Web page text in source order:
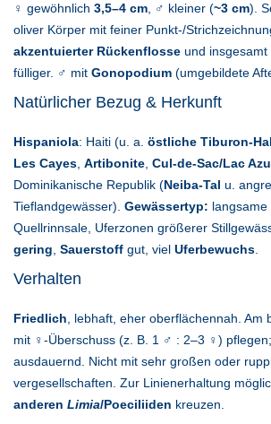
♀ gewöhnlich 3,5–4 cm , ♂ kleiner (~3 cm).
oliver Körper mit feiner Punkt-/
akzentuierter Rückenflosse und
fülliger. ♂ mit Gonopodium (umgebildete
Natürlicher Bezug & Herkunft
Hispaniola: Haiti (u. a. östliche Tiburon-
Les Cayes Artibonite Cul-de-Sac/Lac
Dominikanische Republik (Neiba-Tal u.
Tieflandgewässer). Gewässertyp: langsame
Quellrinnsale, Uferzonen größerer
gering Sauerstoff gut, viel Uferbewuchs
Verhalten
Friedlich , lebhaft, eher oberflächennah. Am
mit ♀-Überschuss (z. B. 1 ♂ : 2–3 ♀)
ausdauernd. Nicht mit sehr großen oder
vergesellschaften. Zur Linienerhaltung
anderen Limia/Poeciliiden kreuzen.